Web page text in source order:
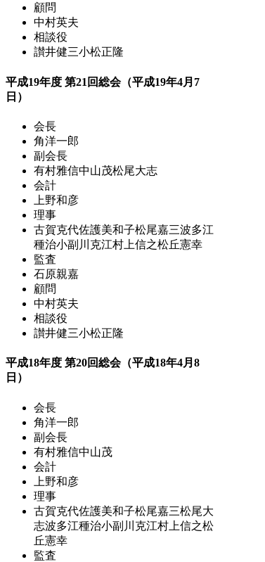
顧問
中村英夫
相談役
讃井健三小松正隆
平成19年度 第21回総会（平成19年4月7
日）
会長
角洋一郎
副会長
有村雅信中山茂松尾大志
会計
上野和彦
理事
古賀克代佐護美和子松尾嘉三波多江
種治小副川克江村上信之松丘憲幸
監査
石原親嘉
顧問
中村英夫
相談役
讃井健三小松正隆
平成18年度 第20回総会（平成18年4月8
日）
会長
角洋一郎
副会長
有村雅信中山茂
会計
上野和彦
理事
古賀克代佐護美和子松尾嘉三松尾大
志波多江種治小副川克江村上信之松
丘憲幸
監査